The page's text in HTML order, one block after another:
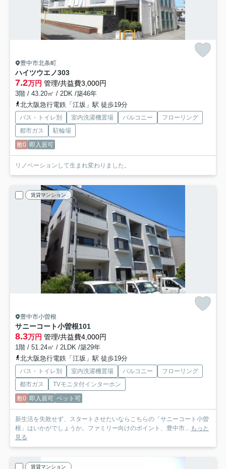
豊中市北条町
ハイツウエノ303
7.2万円 管理/共益費3,000円
3階 / 43.20㎡ / 2DK /築46年
北大阪急行電鉄「江坂」駅 徒歩19分
バス・トイレ別 室内洗濯機置場 バルコニー
フローリング
都市ガス
駐輪場
敷0 即入居可
リノベーションして生まれ変わりました。
賃貸マンション
豊中市小曽根
サニーコート小曽根101
8.3万円 管理/共益費4,000円
1階 / 51.24㎡ / 2LDK /築29年
北大阪急行電鉄「江坂」駅 徒歩19分
バス・トイレ別 室内洗濯機置場 バルコニー
フローリング
都市ガス
TVモニタ付インターホン
敷0 即入居可 ペット可
新生活を失敗せず、スタートさせたいならこちらの「サニーコート小曽
根」はいかがでしょうか。ファミリー向けのポイント、豊中市... もっと
見る
賃貸マンション